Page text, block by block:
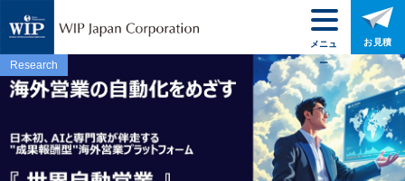
Research
メニュ
ー
お見積